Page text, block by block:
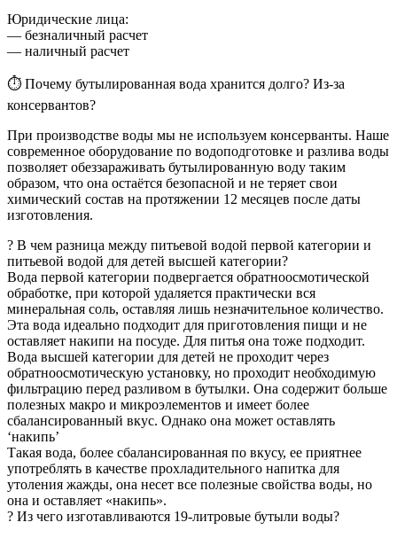
Юридические лица:
— безналичный расчет
— наличный расчет
⏱ Почему бутылированная вода хранится долго? Из-за
консервантов?
При производстве воды мы не используем консерванты. Наше
современное оборудование по водоподготовке и разлива воды
позволяет обеззараживать бутылированную воду таким
образом, что она остаётся безопасной и не теряет свои
химический состав на протяжении 12 месяцев после даты
изготовления.
? В чем разница между питьевой водой первой категории и
питьевой водой для детей высшей категории?
Вода первой категории подвергается обратноосмотической
обработке, при которой удаляется практически вся
минеральная соль, оставляя лишь незначительное количество.
Эта вода идеально подходит для приготовления пищи и не
оставляет накипи на посуде. Для питья она тоже подходит.
Вода высшей категории для детей не проходит через
обратноосмотическую установку, но проходит необходимую
фильтрацию перед разливом в бутылки. Она содержит больше
полезных макро и микроэлементов и имеет более
сбалансированный вкус. Однако она может оставлять
‘накипь’
Такая вода, более сбалансированная по вкусу, ее приятнее
употреблять в качестве прохладительного напитка для
утоления жажды, она несет все полезные свойства воды, но
она и оставляет «накипь».
? Из чего изготавливаются 19-литровые бутыли воды?